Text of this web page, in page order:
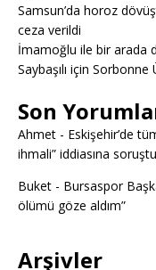
Samsun’da horoz
ceza verildi
İmamoğlu ile bir arada
Saybaşılı için
Son
Ahmet - Eskişehir’de
ihmali” iddiasına
Buket - Bursaspor
ölümü göze aldım”
Arşivler